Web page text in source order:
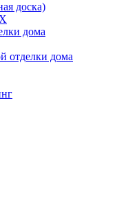
доска)
дома
отделки дома